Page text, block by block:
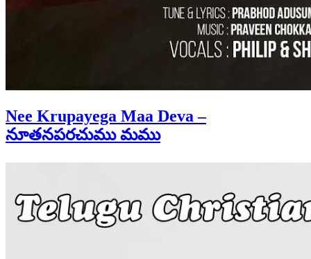
Nee Krupayega Maa Deva –
నూతనపరచుము మము